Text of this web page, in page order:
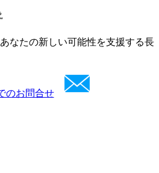
あなたの新しい可能性を支援する長